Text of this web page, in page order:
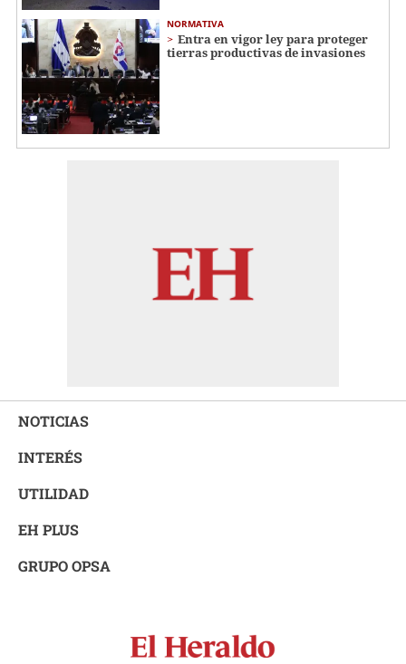
NORMATIVA
Entra en vigor ley para proteger
tierras productivas de invasiones
NOTICIAS
INTERÉS
UTILIDAD
EH PLUS
GRUPO OPSA